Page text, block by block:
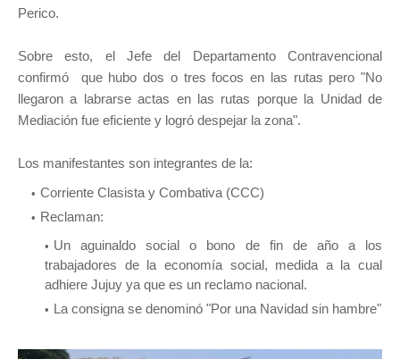
Perico.
Sobre esto, el Jefe del Departamento Contravencional
confirmó que hubo dos o tres focos en las rutas pero "No
llegaron a labrarse actas en las rutas porque la Unidad de
Mediación fue eficiente y logró despejar la zona".
Los manifestantes son integrantes de la:
Corriente Clasista y Combativa (CCC)
Reclaman:
Un aguinaldo social o bono de fin de año a los
trabajadores de la economía social, medida a la cual
adhiere Jujuy ya que es un reclamo nacional.
La consigna se denominó "Por una Navidad sin hambre"